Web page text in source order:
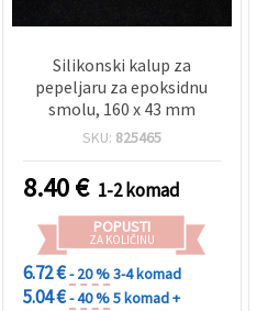
Silikonski kalup za
pepeljaru za epoksidnu
smolu, 160 x 43 mm
SKU: 825465
8.40€ 1-2 komad
POPUSTI
ZA KOLIČINU
6.72 €- 20 %3-4 komad
5.04 €- 40 %5 komad +